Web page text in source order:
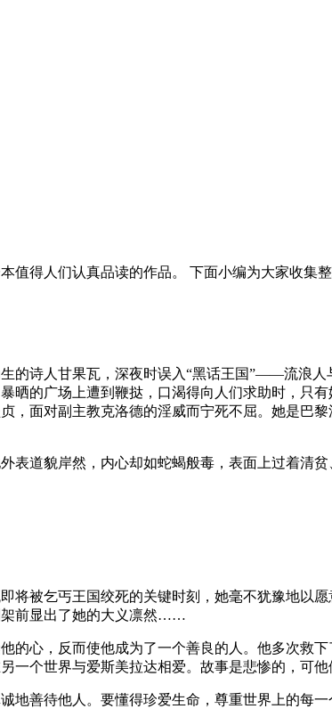
得人们认真品读的作品。 下面小编为大家收集
的诗人甘果瓦，深夜时误入“黑话王国”——流浪
的广场上遭到鞭挞，口渴得向人们求助时，只
面对副主教克洛德的淫威而宁死不屈。她是巴
道貌岸然，内心却如蛇蝎般毒，表面上过着清
被乞丐王国绞死的关键时刻，她毫不犹豫地以
架前显出了她的大义凛然……
心，反而使他成为了一个善良的人。他多次救
个世界与爱斯美拉达相爱。故事是悲惨的，可他
善待他人。要懂得珍爱生命，尊重世界上的每一